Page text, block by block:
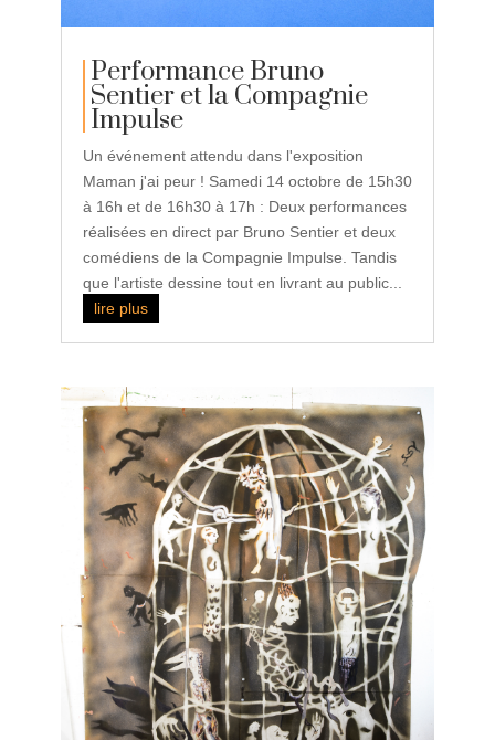
Performance Bruno
Sentier et la Compagnie
Impulse
Un événement attendu dans l'exposition
Maman j'ai peur ! Samedi 14 octobre de 15h30
à 16h et de 16h30 à 17h : Deux performances
réalisées en direct par Bruno Sentier et deux
comédiens de la Compagnie Impulse. Tandis
que l'artiste dessine tout en livrant au public...
lire plus